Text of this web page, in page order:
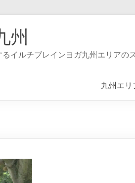
州
イルチブレインヨガ九州エリアの
九州エリ